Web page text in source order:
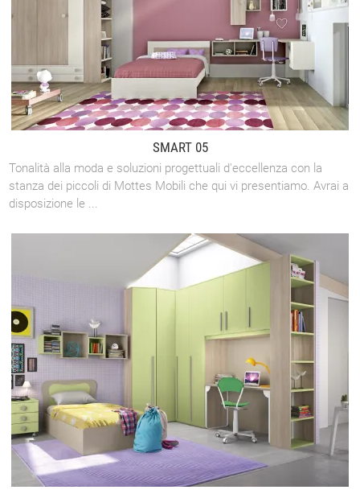
SMART 05
Tonalità alla moda e soluzioni progettuali d'eccellenza con la
stanza dei piccoli di Mottes Mobili che qui vi presentiamo. Avrai a
disposizione le ...